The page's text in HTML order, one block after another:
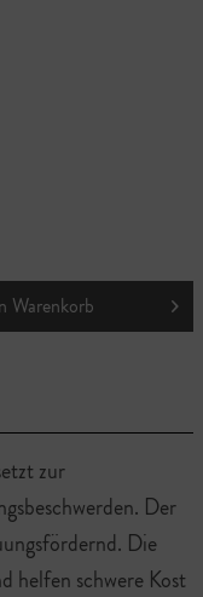
Warenkorb
zur
Der
Die
helfen schwere Kost